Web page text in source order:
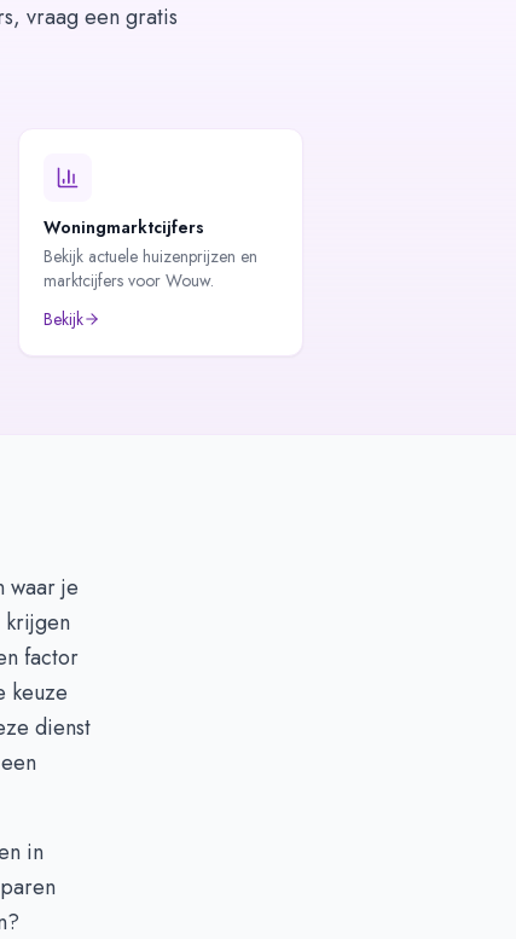
vraag een gratis
Woningmarktcijfers
Bekijk actuele huizenprijzen en
marktcijfers voor Wouw.
Bekijk
waar je
krijgen
factor
keuze
dienst
in